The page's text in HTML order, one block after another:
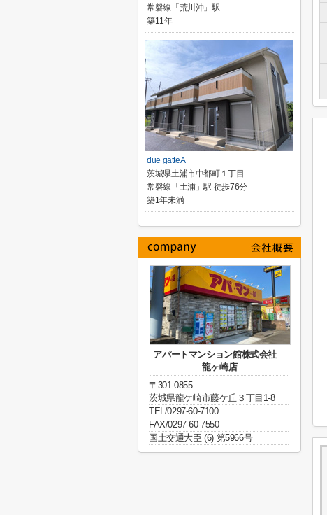
常磐線「荒川沖」駅
築11年
due gatteA
茨城県土浦市中都町１丁目
常磐線「土浦」駅 徒歩76分
築1年未満
アパートマンション館株式会社
龍ヶ崎店
〒301-0855
茨城県龍ケ崎市藤ケ丘３丁目1-8
TEL/0297-60-7100
FAX/0297-60-7550
国土交通大臣 (6) 第5966号